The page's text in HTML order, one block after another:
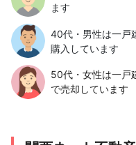
ます
40代・男性は一戸
購入しています
50代・女性は一戸
で売却しています